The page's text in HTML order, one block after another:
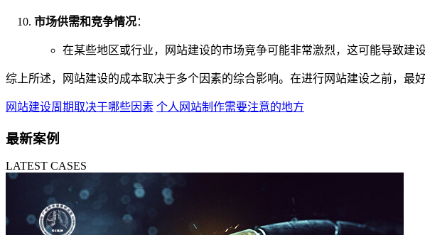
市场供需和竞争情况：
在某些地区或行业，网站建设的市场竞争可能非常激烈，这可能导致建
综上所述，网站建设的成本取决于多个因素的综合影响。在进行网站建设之前，最
网站建设周期取决于哪些因素 个人网站制作需要注意的地方
最新案例
LATEST CASES